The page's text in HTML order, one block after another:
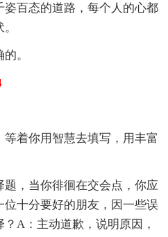
百态的道路，每个人的心都
。
等着你用智慧去填写，用丰富
题，当你徘徊在交会点，你应
十分要好的朋友，因一些误
A：主动道歉，说明原因，